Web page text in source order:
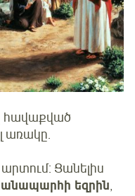
հավաքված
առակը.
Ցանելիս
եզրին,